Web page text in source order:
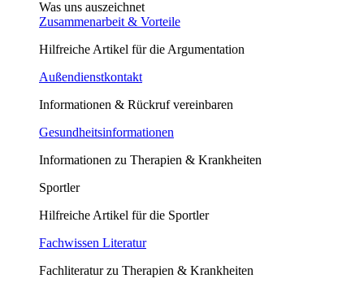
Was uns auszeichnet
Zusammenarbeit & Vorteile
Hilfreiche Artikel für die Argumentation
Außendienstkontakt
Informationen & Rückruf vereinbaren
Gesundheitsinformationen
Informationen zu Therapien & Krankheiten
Sportler
Hilfreiche Artikel für die Sportler
Fachwissen Literatur
Fachliteratur zu Therapien & Krankheiten